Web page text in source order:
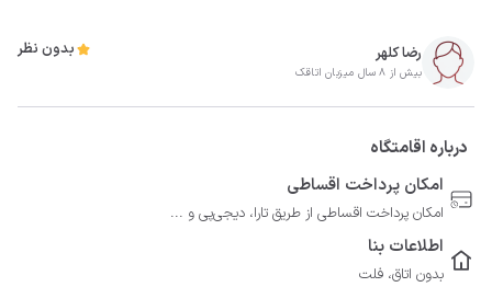
رضا کلهر
بیش از 8 سال میزبان اتاقک
بدون نظر
درباره اقامتگاه
امکان پرداخت اقساطی
امکان پرداخت اقساطی از طریق تارا، دیجی‌پی و ...
اطلاعات بنا
بدون اتاق، فلت